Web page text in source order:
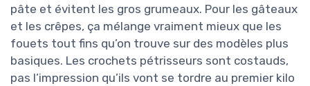
pâte et évitent les gros grumeaux. Pour les gâteaux
et les crêpes, ça mélange vraiment mieux que les
fouets tout fins qu’on trouve sur des modèles plus
basiques. Les crochets pétrisseurs sont costauds,
pas l’impression qu’ils vont se tordre au premier kilo